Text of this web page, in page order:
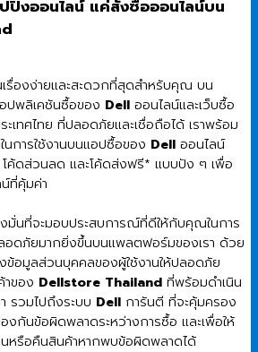
ปิ้งออนไลน์ แค่สั่งซื้อออนไลน์บน
รื่องง่ายและสะดวกที่สุดสำหรับคุณ บน
ปพลิเคชันซื้อของ Dell ออนไลน์และเว็บซื้อ
เทศไทย ที่ปลอดภัยและเชื่อถือได้ เราพร้อม
การใช้งานบนแอปซื้อของ Dell ออนไลน์
ค้ดส่วนลด และโค้ดส่งฟรี* แบบปัง ๆ เพื่อ
ที่คุ้มค่า
มั่นที่จะมอบประสบการณ์ที่ดีให้กับคุณในการ
อดภัยมากยิ่งขึ้นบนแพลตฟอร์มของเรา ด้วย
ข้อมูลส่วนบุคคลของผู้ใช้งานให้ปลอดภัย
ของ Dellstore Thailand ที่พร้อมดำเนิน
รวมไปถึงระบบ Dell การันตี ที่จะคุ้มครอง
กันข้อผิดพลาดระหว่างการซื้อ และเพื่อให้
หรือคืนสินค้าหากพบข้อผิดพลาดได้